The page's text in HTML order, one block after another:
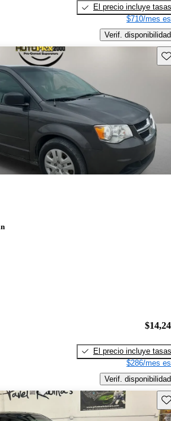
El precio incluye tasas
$710/mes
Verif. disponibilidad
El precio incluye tasas
$286/mes
Verif. disponibilidad